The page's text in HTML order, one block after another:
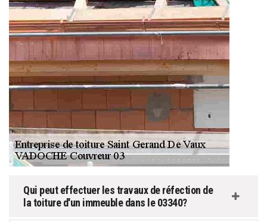
Qui peut effectuer les travaux de réfection de
la toiture d'un immeuble dans le 03340?